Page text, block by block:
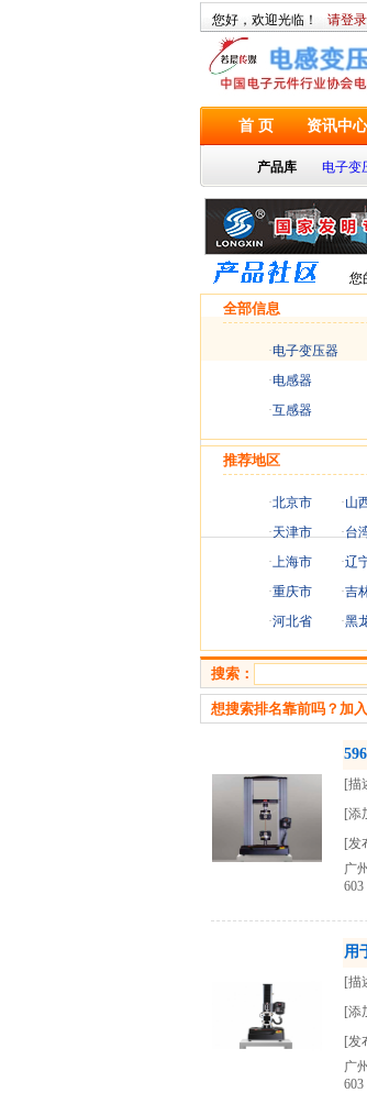
您好，欢迎光临！ 请登录
首 页 资讯中心
产品库 电子变
您
全部信息
·电子变压器
·电感器
·互感器
推荐地区
·北京市 ·山
·天津市 ·台
·上海市 ·辽
·重庆市 ·吉
·河北省 ·黑
搜索：
想搜索排名靠前吗？加
[描
[添
[发
广
603
用
[描
[添
[发
广
603